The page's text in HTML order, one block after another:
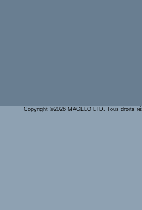
Copyright ©2026 MAGELO LTD. Tous droits